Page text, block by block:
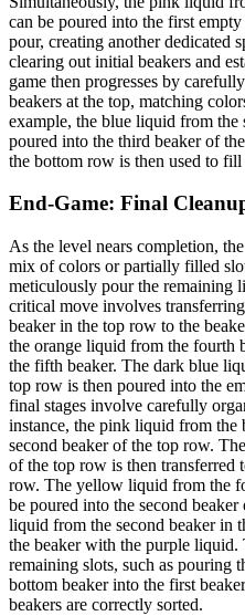
can be poured into the first
pour, creating another dedicated
clearing out initial beakers and
game then progresses by
beakers at the top, matching
example, the blue liquid from the
poured into the third beaker of
the bottom row is then used to
End-Game: Final
As the level nears completion,
mix of colors or partially filled
meticulously pour the remaining
critical move involves
beaker in the top row to the
the orange liquid from the fourth
the fifth beaker. The dark blue
top row is then poured into the
final stages involve carefully
instance, the pink liquid from the
second beaker of the top row.
of the top row is then transferred
row. The yellow liquid from the
be poured into the second
liquid from the second beaker in
the beaker with the purple
remaining slots, such as pouring
bottom beaker into the first
beakers are correctly sorted.